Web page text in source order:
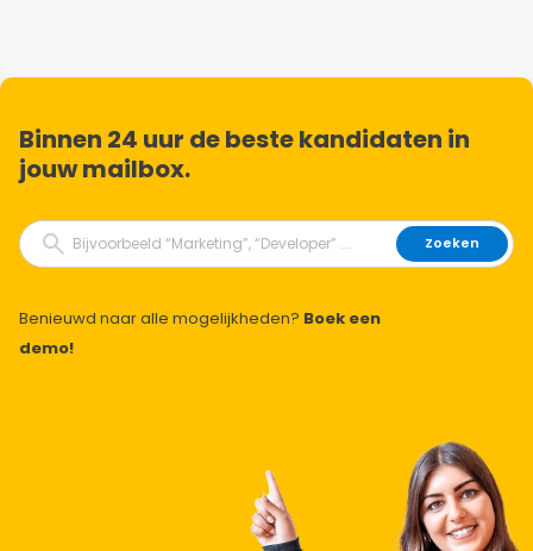
Binnen 24 uur de beste kandidaten in
jouw mailbox.
Zoeken
Benieuwd naar alle mogelijkheden? Boek een
demo!